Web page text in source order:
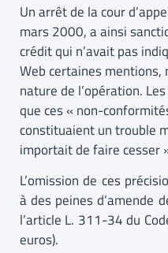
Un arrêt de la cour
mars 2000, a ainsi
crédit qui n’avait pas
Web certaines
nature de l’opération.
que ces « non-
constituaient un trouble
importait de faire cesser
L’omission de ces
à des peines d’amende
l’article L. 311-34 du
euros).